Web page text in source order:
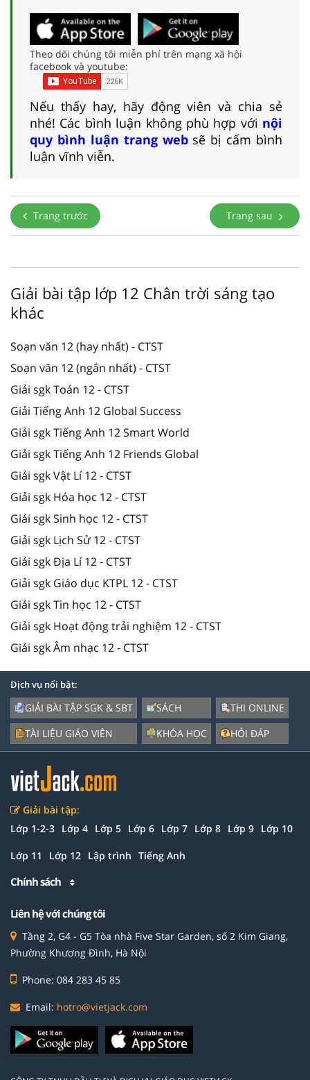
Theo dõi chúng tôi miễn phí trên mạng xã hội
facebook và youtube:
Nếu thấy hay, hãy động viên và chia sẻ
nhé! Các bình luận không phù hợp với nội
quy bình luận trang websẽ bị cấm bình
luận vĩnh viễn.
Trang trước Trang sau
Giải bài tập lớp 12 Chân trời sáng tạo
khác
Soạn văn 12 (hay nhất) - CTST
Soạn văn 12 (ngắn nhất) - CTST
Giải sgk Toán 12 - CTST
Giải Tiếng Anh 12 Global Success
Giải sgk Tiếng Anh 12 Smart World
Giải sgk Tiếng Anh 12 Friends Global
Giải sgk Vật Lí 12 - CTST
Giải sgk Hóa học 12 - CTST
Giải sgk Sinh học 12 - CTST
Giải sgk Lịch Sử 12 - CTST
Giải sgk Địa Lí 12 - CTST
Giải sgk Giáo dục KTPL 12 - CTST
Giải sgk Tin học 12 - CTST
Giải sgk Hoạt động trải nghiệm 12 - CTST
Giải sgk Âm nhạc 12 - CTST
Dịch vụ nổi bật:
GIẢI BÀI TẬP SGK & SBT
TÀI LIỆU GIÁO VIÊN
SÁCH
KHÓA HỌC
THI ONLINE
HỎI ĐÁP
Giải bài tập:
Lớp 1-2-3 Lớp 4 Lớp 5 Lớp 6 Lớp 7 Lớp 8 Lớp 9 Lớp 10
Lớp 11 Lớp 12 Lập trình Tiếng Anh
Chính sách
Liên hệ với chúng tôi
Tầng 2, G4 - G5 Tòa nhà Five Star Garden, số 2 Kim Giang,
Phường Khương Đình, Hà Nội
Phone: 084 283 45 85
Email: hotro@vietjack.com